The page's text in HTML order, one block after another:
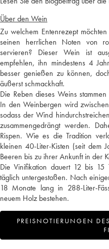
Über den Wein
Zu welchem Entenrezept
seinen herrlichen Noten von
servieren? Dieser Wein ist
empfehlen, ihn mindestens 4
besser genießen zu können,
äußerst schmackhaft.
Die Reben dieses Weins
In den Weinbergen wird
sodass der Wind
zusammengedrängt werden.
Rispen. Wie es die Tradition
kleinen 40-Liter-Kisten (seit dem
Beeren bis zu ihrer Ankunft in der
Die Vinifikation dauert 12 bis
täglich untergestoßen. Nach
18 Monate lang in 288-Liter-
neuem Holz bestehen.
PREISNOTIERUNGEN